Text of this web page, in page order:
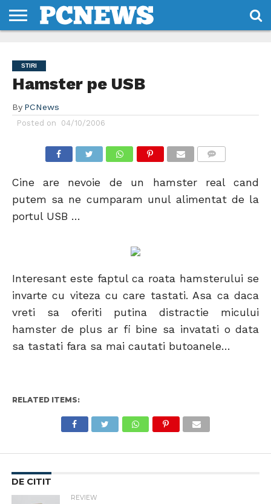
NOI
SI
CONDITII
STIRI
Hamster pe USB
By PCNews
Posted on 04/10/2006
Cine are nevoie de un hamster real cand
putem sa ne cumparam unul alimentat de la
portul USB …
Interesant este faptul ca roata hamsterului se
invarte cu viteza cu care tastati. Asa ca daca
vreti sa oferiti putina distractie micului
hamster de plus ar fi bine sa invatati o data
sa tastati fara sa mai cautati butoanele…
RELATED ITEMS:
DE CITIT
REVIEW